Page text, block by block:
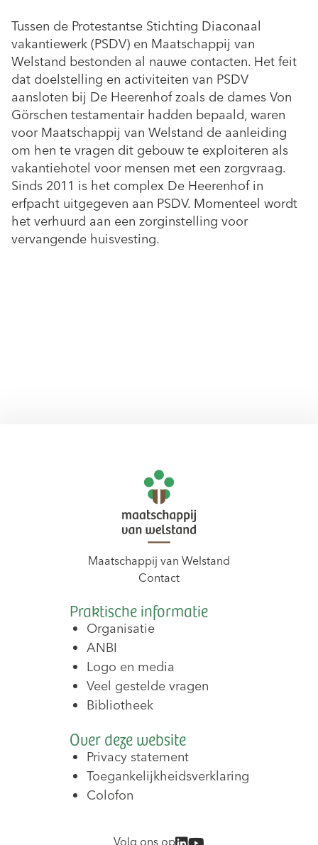
Tussen de Protestantse Stichting Diaconaal
vakantiewerk (PSDV) en Maatschappij van
Welstand bestonden al nauwe contacten. Het feit
dat doelstelling en activiteiten van PSDV
aansloten bij De Heerenhof zoals de dames Von
Görschen testamentair hadden bepaald, waren
voor Maatschappij van Welstand de aanleiding
om hen te vragen dit gebouw te exploiteren als
vakantiehotel voor mensen met een zorgvraag.
Sinds 2011 is het complex De Heerenhof in
erfpacht uitgegeven aan PSDV. Momenteel wordt
het verhuurd aan een zorginstelling voor
vervangende huisvesting.
Maatschappij van Welstand
Contact
Praktische informatie
Organisatie
ANBI
Logo en media
Veel gestelde vragen
Bibliotheek
Over deze website
Privacy statement
Toegankelijkheidsverklaring
Colofon
Volg ons op